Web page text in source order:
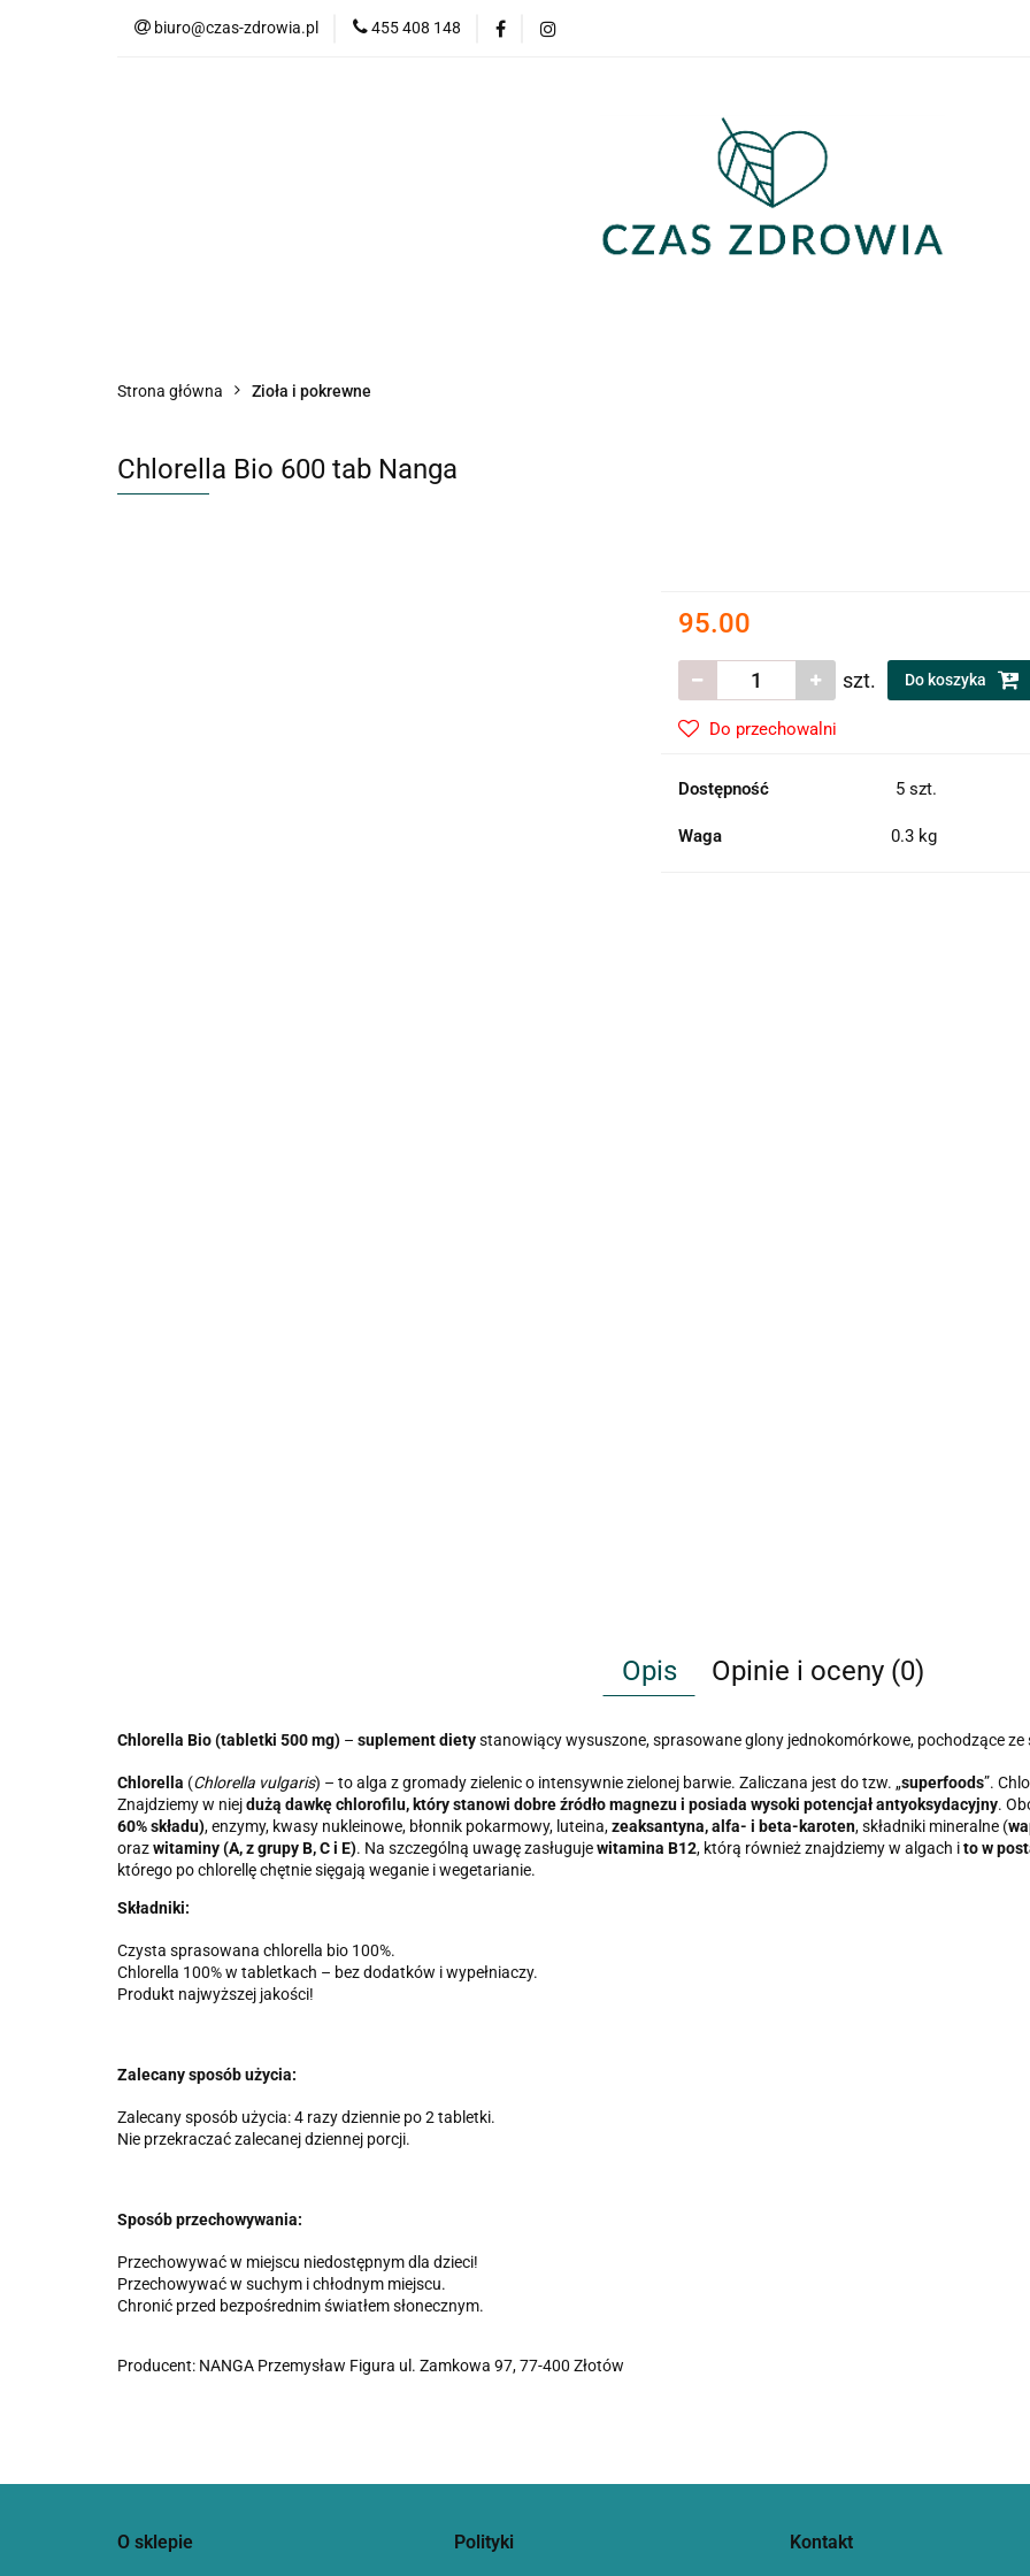
biuro@czas-zdrowia.pl 455 408 148
Strona główna Zioła i pokrewne
Chlorella Bio 600 tab Nanga
95.00
szt. Do koszyka
Do przechowalni
Dostępność 5 szt.
Waga 0.3 kg
Opis Opinie i oceny (0)
Chlorella Bio (tabletki 500 mg) – suplement dietystanowiący wysuszone, sprasowane glony jednokomórkowe, pochodzące ze
Chlorella (Chlorella vulgaris) – to alga z gromady zielenic o intensywnie zielonej barwie. Zaliczana jest do tzw. „superfoods”.
Znajdziemy w niejdużą dawkę chlorofilu, który stanowi dobre źródło magnezu i posiada wysoki potencjał antyoksydacyjny.
60% składu), enzymy, kwasy nukleinowe, błonnik pokarmowy, luteina,zeaksantyna, alfa- i beta-karoten, składniki mineralne (
orazwitaminy (A, z grupy B, C i E). Na szczególną uwagę zasługujewitamina B12, którą również znajdziemy w algach ito w
którego po chlorellę chętnie sięgają weganie i wegetarianie.
Składniki:
Czysta sprasowana chlorella bio 100%.
Chlorella 100% w tabletkach – bez dodatków i wypełniaczy.
Produkt najwyższej jakości!
Zalecany sposób użycia:
Zalecany sposób użycia: 4 razy dziennie po 2 tabletki.
Nie przekraczać zalecanej dziennej porcji.
Sposób przechowywania:
Przechowywać w miejscu niedostępnym dla dzieci!
Przechowywać w suchym i chłodnym miejscu.
Chronić przed bezpośrednim światłem słonecznym.
Producent: NANGA Przemysław Figura ul. Zamkowa 97, 77-400 Złotów
O sklepie Polityki Kontakt